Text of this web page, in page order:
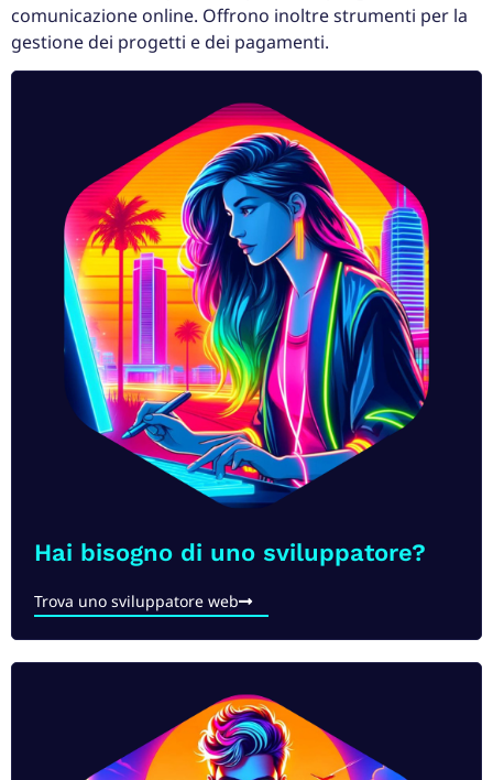
comunicazione online. Offrono inoltre strumenti per la
gestione dei progetti e dei pagamenti.
Hai bisogno di uno sviluppatore?​
Trova uno sviluppatore web